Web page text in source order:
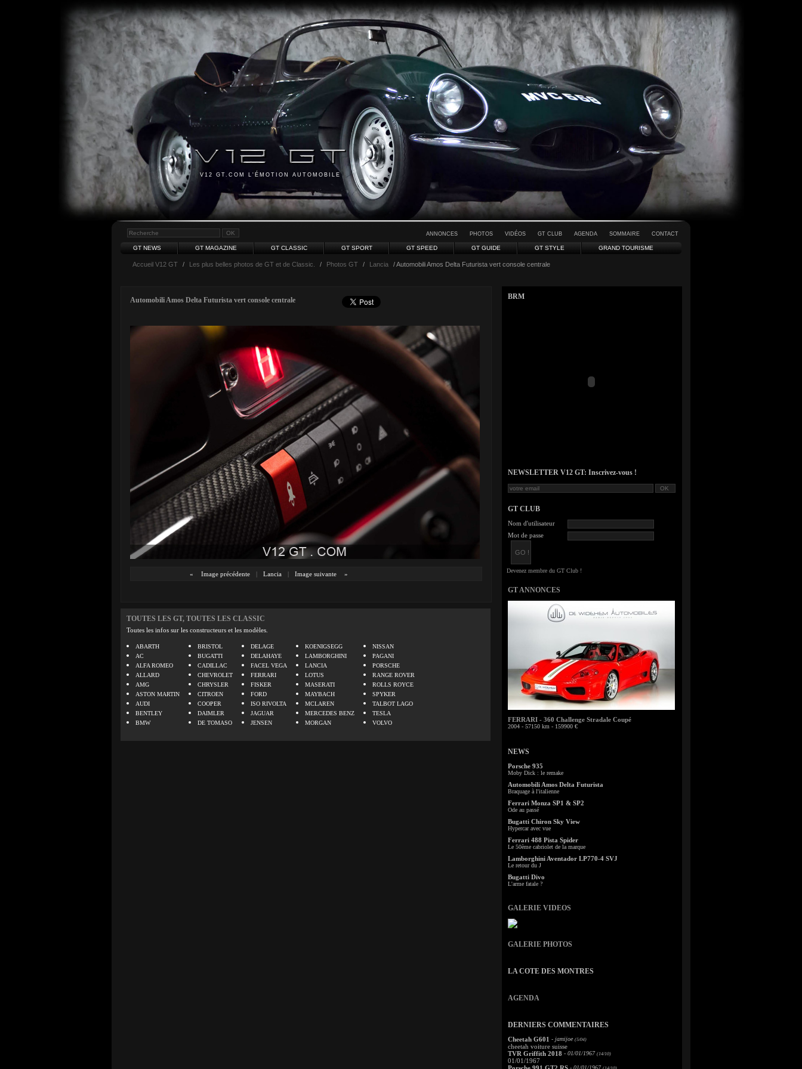
V12 GT.COM L'ÉMOTION AUTOMOBILE
ANNONCES PHOTOS VIDÉOS GT CLUB AGENDA SOMMAIRE CONTACT
GT NEWS GT MAGAZINE GT CLASSIC GT SPORT GT SPEED GT GUIDE GT STYLE GRAND TOURISME
Accueil V12 GT / Les plus belles photos de GT et de Classic. / Photos GT / Lancia / Automobili Amos Delta Futurista vert console centrale
Automobili Amos Delta Futurista vert console centrale
« Image précédente | Lancia | Image suivante »
TOUTES LES GT, TOUTES LES CLASSIC
Toutes les infos sur les constructeurs et les modèles.
ABARTH
AC
ALFA ROMEO
ALLARD
AMG
ASTON MARTIN
AUDI
BENTLEY
BMW
BRISTOL
BUGATTI
CADILLAC
CHEVROLET
CHRYSLER
CITROEN
COOPER
DAIMLER
DE TOMASO
DELAGE
DELAHAYE
FACEL VEGA
FERRARI
FISKER
FORD
ISO RIVOLTA
JAGUAR
JENSEN
KOENIGSEGG
LAMBORGHINI
LANCIA
LOTUS
MASERATI
MAYBACH
MCLAREN
MERCEDES BENZ
MORGAN
NISSAN
PAGANI
PORSCHE
RANGE ROVER
ROLLS ROYCE
SPYKER
TALBOT LAGO
TESLA
VOLVO
BRM
NEWSLETTER V12 GT: Inscrivez-vous !
GT CLUB
Nom d'utilisateur
Mot de passe
GT ANNONCES
FERRARI - 360 Challenge Stradale Coupé
2004 - 57150 km - 159900 €
NEWS
Porsche 935
Moby Dick : le remake
Automobili Amos Delta Futurista
Braquage à l'italienne
Ferrari Monza SP1 & SP2
Ode au passé
Bugatti Chiron Sky View
Hypercar avec vue
Ferrari 488 Pista Spider
Le 50ème cabriolet de la marque
Lamborghini Aventador LP770-4 SVJ
Le retour du J
Bugatti Divo
L'arme fatale ?
GALERIE VIDEOS
GALERIE PHOTOS
LA COTE DES MONTRES
AGENDA
DERNIERS COMMENTAIRES
Cheetah G601 - jamijoe (5/04)
cheetah voiture suisse
TVR Griffith 2018 - 01/01/1967 (14/10)
01/01/1967
- 01/01/1967